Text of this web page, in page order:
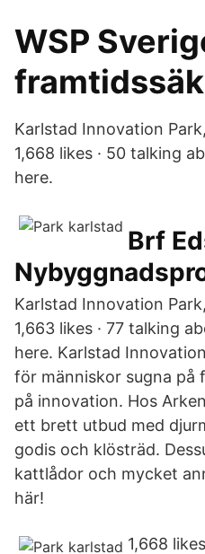
WSP
Karlstad Innovation
1,668 likes · 50 talking
here.
Brf
Karlstad Innovation
1,663 likes · 77 talking
here. Karlstad
för människor sugna på
på innovation. Hos
ett brett utbud med
godis och klösträd.
kattlådor och mycket
här!
1,668